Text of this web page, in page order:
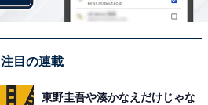
注目の連載
東野圭吾や湊かなえだけじゃな